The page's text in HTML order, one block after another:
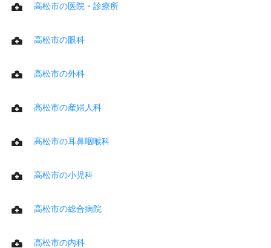
高松市の医院・診療所
高松市の眼科
高松市の外科
高松市の産婦人科
高松市の耳鼻咽喉科
高松市の小児科
高松市の総合病院
高松市の内科